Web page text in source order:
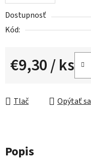
Dostupnosť
Kód:
€9,30/ ks
Tlač Opýtať sa
Popis